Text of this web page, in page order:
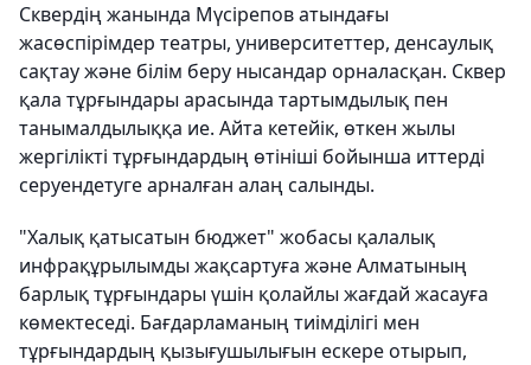
Сквердің жанында Мүсірепов атындағы
жасөспірімдер театры, университеттер, денсаулық
сақтау және білім беру нысандар орналасқан. Сквер
қала тұрғындары арасында тартымдылық пен
танымалдылыққа ие. Айта кетейік, өткен жылы
жергілікті тұрғындардың өтініші бойынша иттерді
серуендетуге арналған алаң салынды.
"Халық қатысатын бюджет" жобасы қалалық
инфрақұрылымды жақсартуға және Алматының
барлық тұрғындары үшін қолайлы жағдай жасауға
көмектеседі. Бағдарламаның тиімділігі мен
тұрғындардың қызығушылығын ескере отырып,